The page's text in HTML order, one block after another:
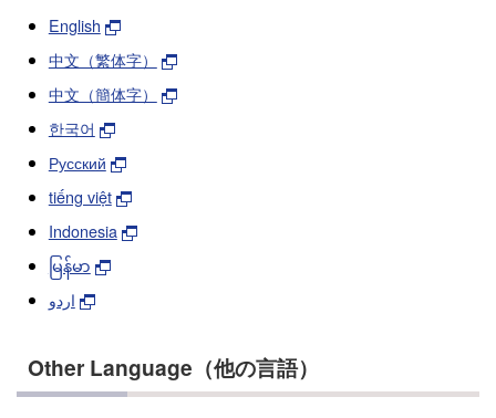
English
中文（繁体字）
中文（簡体字）
한국어
Русский
tiếng việt
Indonesia
မြန်မာ
اردو
Other Language（他の言語）